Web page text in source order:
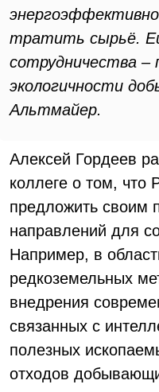
тратить сырьё.
сотрудничества –
экологичности
Альтмайер.
Алексей Гордеев
коллеге о том, что
предложить своим
направлений для
Например, в
редкоземельных
внедрения
связанных с
полезных
отходов